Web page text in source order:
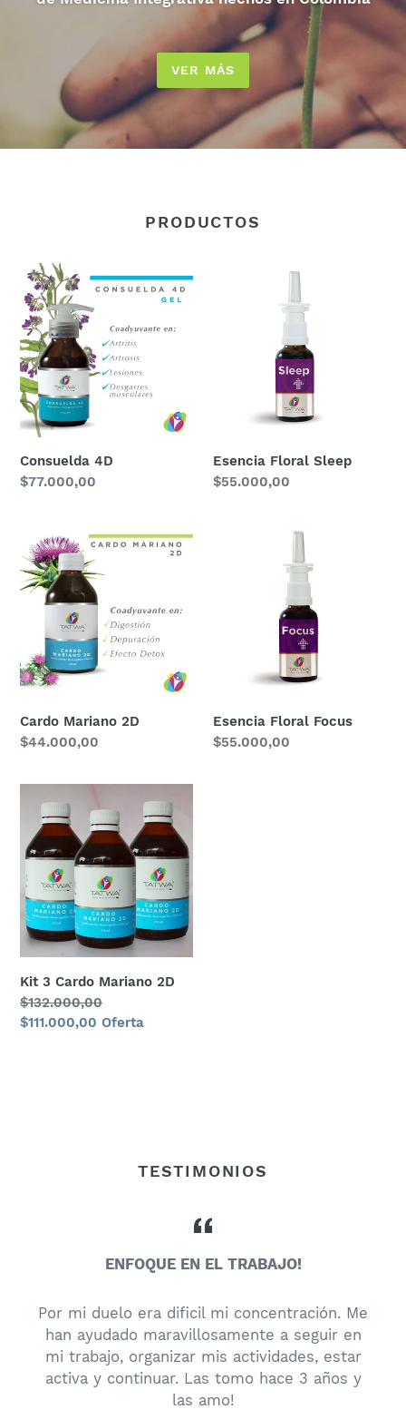
VER MÁS
PRODUCTOS
Consuelda
4D
Consuelda 4D
Precio
$77.000,00
Esencia Floral Sleep
Precio
$55.000,00
Cardo
Mariano
2D
Cardo Mariano 2D
Precio
$44.000,00
Esencia Floral Focus
Precio
$55.000,00
Cardo
Mariano
2D
Kit 3 Cardo Mariano 2D
Precio
habitual
$132.000,00
Precio
$111.000,00 Oferta
TESTIMONIOS
ENFOQUE EN EL TRABAJO!
Por mi duelo era dificil mi concentración. Me
han ayudado maravillosamente a seguir en
mi trabajo, organizar mis actividades, estar
activa y continuar. Las tomo hace 3 años y
las amo!